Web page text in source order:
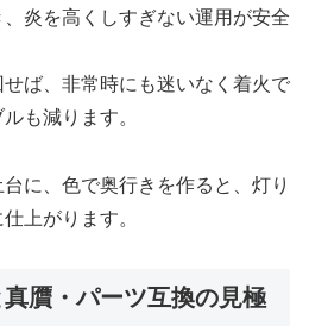
炎を高くしすぎない運用が安全
ば、非常時にも迷いなく着火で
も減ります。
に、色で奥行きを作ると、灯り
上がります。
贋・パーツ互換の見極